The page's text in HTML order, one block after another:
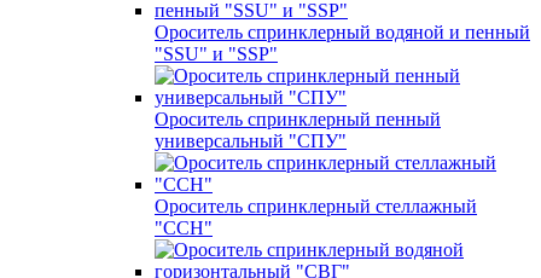
Ороситель спринклерный водяной и пенный
"SSU" и "SSP"
Ороситель спринклерный пенный
универсальный "СПУ"
Ороситель спринклерный стеллажный
"ССН"